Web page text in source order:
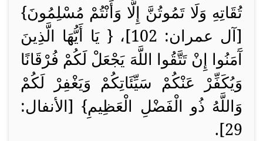
تُقَاتِهِ وَلَا تَمُوتُنَّ إِلَّا وَأَنْتُمْ مُسْلِمُونَ}
[آل عمران: 102]، {
يَا أَيُّهَا الَّذِينَ
آَمَنُوا إِنْ تَتَّقُوا اللَّهَ يَجْعَلْ لَكُمْ فُرْقَانًا
وَيُكَفِّرْ عَنْكُمْ سَيِّئَاتِكُمْ وَيَغْفِرْ لَكُمْ
وَاللَّهُ ذُو الْفَضْلِ الْعَظِيمِ} [الأنفال:
29].